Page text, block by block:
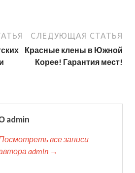
СЛЕДУЮЩАЯ СТАТЬЯ
Красные клены в Южной
Корее! Гарантия мест!
admin
все записи
admin →